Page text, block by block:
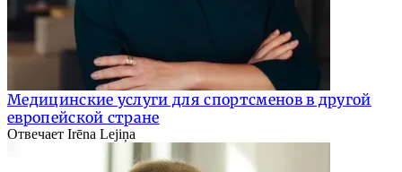
Медицинские услуги для спортсменов в другой
европейской стране
Отвечает Irēna Lejiņa